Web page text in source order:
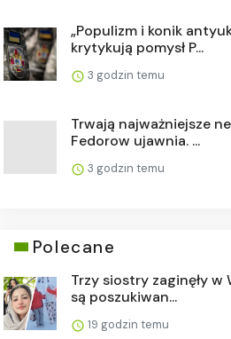
„Populizm i konik
krytykują pomysł P...
3 godzin temu
Trwają najważniejsze
Fedorow ujawnia. ...
3 godzin temu
Polecane
Trzy siostry zaginęły w
są poszukiwan...
19 godzin temu